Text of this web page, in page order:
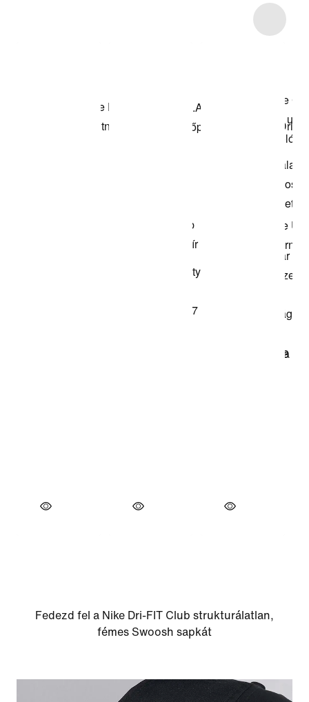
Fedezd fel a Nike Dri-FIT Club strukturálatlan,
fémes Swoosh sapkát